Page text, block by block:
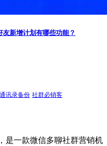
新增计划有哪些功能？
讯录备份 社群必销客
是一款微信多聊社群营销机